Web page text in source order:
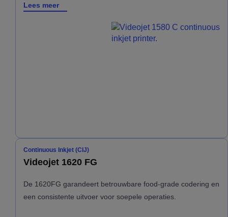
Lees meer
Continuous Inkjet (CIJ)
Videojet 1620 FG
De 1620FG garandeert betrouwbare food-grade codering en
een consistente uitvoer voor soepele operaties.